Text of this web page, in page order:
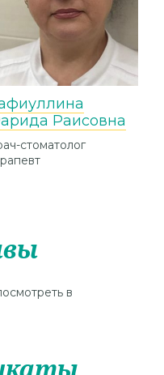
Раисовна
стоматолог
в